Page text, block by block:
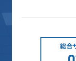
総合